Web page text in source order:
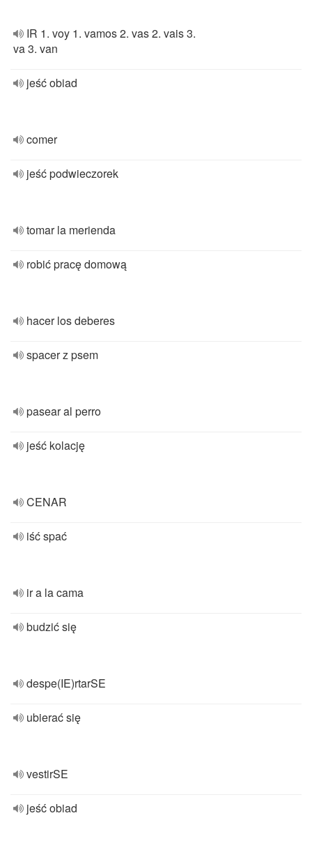
IR 1. voy 1. vamos 2. vas 2. vais 3.
va 3. van
jeść obiad
comer
jeść podwieczorek
tomar la merienda
robić pracę domową
hacer los deberes
spacer z psem
pasear al perro
jeść kolację
CENAR
iść spać
ir a la cama
budzić się
despe(IE)rtarSE
ubierać się
vestirSE
jeść obiad